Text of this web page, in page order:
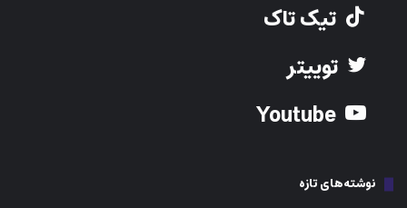
تیک تاک
توییتر
نوشته‌های تازه